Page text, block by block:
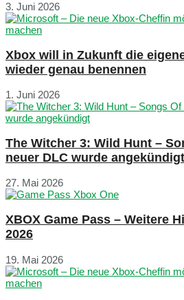
3. Juni 2026
Xbox will in Zukunft die
wieder genau benennen
1. Juni 2026
The Witcher 3: Wild Hunt –
neuer DLC wurde angekündigt
27. Mai 2026
XBOX Game Pass – Weitere
2026
19. Mai 2026